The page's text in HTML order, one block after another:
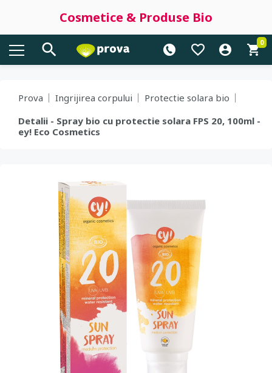
Cosmetice & Produse Bio
0
Prova Ingrijirea corpului
Protectie solara bio
Detalii - Spray bio cu protectie solara FPS 20, 100ml -
ey! Eco Cosmetics